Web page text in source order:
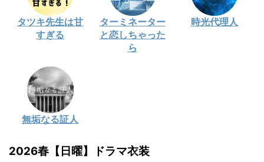
タツキ先生は甘
すぎる
ターミネーター
と恋しちゃった
ら
時光代理人
無垢なる証人
2026春【日曜】ドラマ衣装